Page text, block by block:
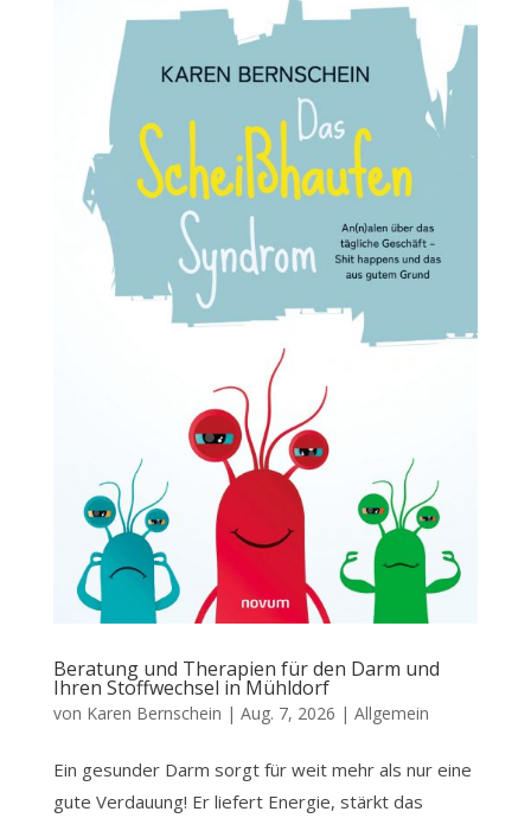
Beratung und Therapien für den Darm und
Ihren Stoffwechsel in Mühldorf
von Karen Bernschein | Aug. 7, 2026 | Allgemein
Ein gesunder Darm sorgt für weit mehr als nur eine
gute Verdauung! Er liefert Energie, stärkt das